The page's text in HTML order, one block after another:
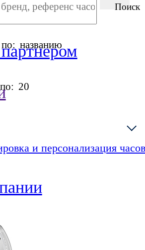
продаж
и персонализация часов
Поиск
названию
20